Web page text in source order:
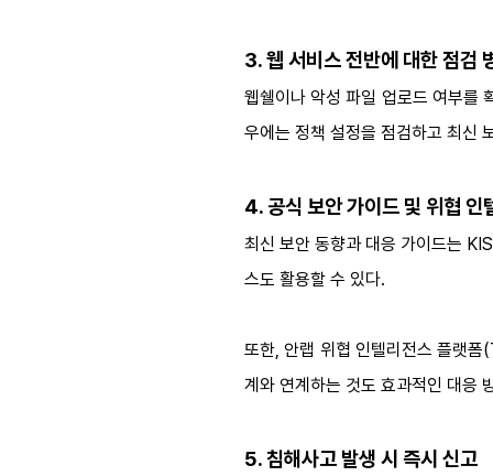
3. 웹 서비스 전반에 대한 점검
웹쉘이나 악성 파일 업로드 여부를
우에는 정책 설정을 점검하고 최신
4. 공식 보안 가이드 및 위협 인
최신 보안 동향과 대응 가이드는
스도 활용할 수 있다.
또한, 안랩 위협 인텔리전스 플랫
계와 연계하는 것도 효과적인 대응
5. 침해사고 발생 시 즉시 신고